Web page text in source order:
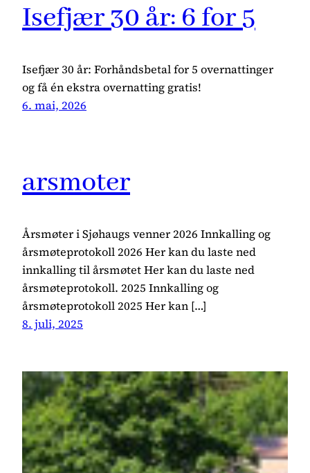
Isefjær 30 år: 6 for 5
Isefjær 30 år: Forhåndsbetal for 5 overnattinger
og få én ekstra overnatting gratis!
6. mai, 2026
arsmoter
Årsmøter i Sjøhaugs venner 2026 Innkalling og
årsmøteprotokoll 2026 Her kan du laste ned
innkalling til årsmøtet Her kan du laste ned
årsmøteprotokoll. 2025 Innkalling og
årsmøteprotokoll 2025 Her kan […]
8. juli, 2025